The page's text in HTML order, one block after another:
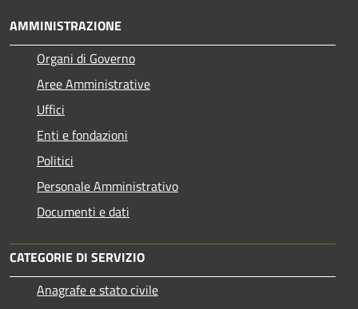
AMMINISTRAZIONE
Organi di Governo
Aree Amministrative
Uffici
Enti e fondazioni
Politici
Personale Amministrativo
Documenti e dati
CATEGORIE DI SERVIZIO
Anagrafe e stato civile